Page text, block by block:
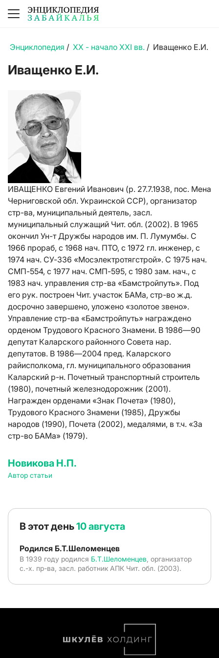
Энциклопедия / XX - начало XXI вв. / Иващенко Е.И.
Иващенко Е.И.
ИВАЩЕНКО Евгений Иванович (р. 27.7.1938, пос. Мена
Черниговской обл. Украинской ССР), организатор
стр-ва, муниципальный деятель, засл.
муниципальный служащий Чит. обл. (2002). В 1965
окончил Ун-т Дружбы народов им. П. Лумумбы. С
1966 прораб, с 1968 нач. ПТО, с 1972 гл. инженер, с
1974 нач. СУ-336 «Мосэлектротягстрой». С 1975 нач.
СМП-554, с 1977 нач. СМП-595, с 1980 зам. нач., с
1983 нач. управления стр-ва «Бамстройпуть». Под
его рук. построен Чит. участок БАМа, стр-во ж.д.
досрочно завершено, уложено «золотое звено».
Управление стр-ва «Бамстройпуть» награждено
орденом Трудового Красного Знамени. В 1986—90
депутат Каларского районного Совета нар.
депутатов. В 1986—2004 пред. Каларского
райисполкома, гл. муниципального образования
Каларский р-н. Почетный транспортный строитель
(1980), почетный железнодорожник (2001).
Награжден орденами «Знак Почета» (1980),
Трудового Красного Знамени (1985), Дружбы
народов (1990), Почета (2002), медалями, в т.ч. «За
стр-во БАМа» (1979).
Новикова Н.П.
Автор статьи
В этот день10 августа
Родился Б.Т.Шеломенцев
В 1939 году родился Б.Т.Шеломенцев , организатор
с.-х. пр-ва, засл. работник АПК Чит. обл. (2003).